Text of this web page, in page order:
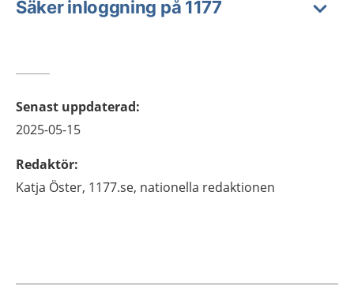
Säker inloggning på 1177
Senast uppdaterad:
2025-05-15
Redaktör:
Katja Öster, 1177.se, nationella redaktionen